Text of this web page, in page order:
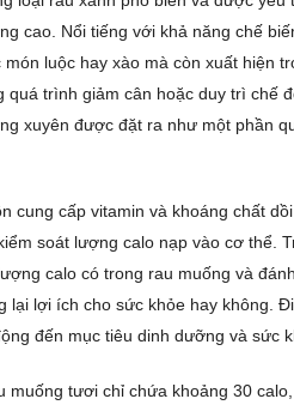
cao. Nổi tiếng với khả năng chế
luộc hay xào mà còn xuất hiện
quá trình giảm cân hoặc duy trì chế
xuyên được đặt ra như một phần
cung cấp vitamin và khoáng chất
soát lượng calo nạp vào cơ thể.
calo có trong rau muống và
lại lợi ích cho sức khỏe hay không.
đến mục tiêu dinh dưỡng và sức
muống tươi chỉ chứa khoảng 30